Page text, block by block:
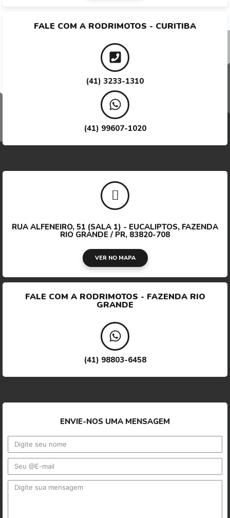
FALE COM A RODRIMOTOS - CURITIBA
(41) 3233-1310
(41) 99607-1020
RUA ALFENEIRO, 51 (SALA 1) - EUCALIPTOS, FAZENDA
RIO GRANDE / PR, 83820-708
VER NO MAPA
FALE COM A RODRIMOTOS - FAZENDA RIO
GRANDE
(41) 98803-6458
ENVIE-NOS UMA MENSAGEM